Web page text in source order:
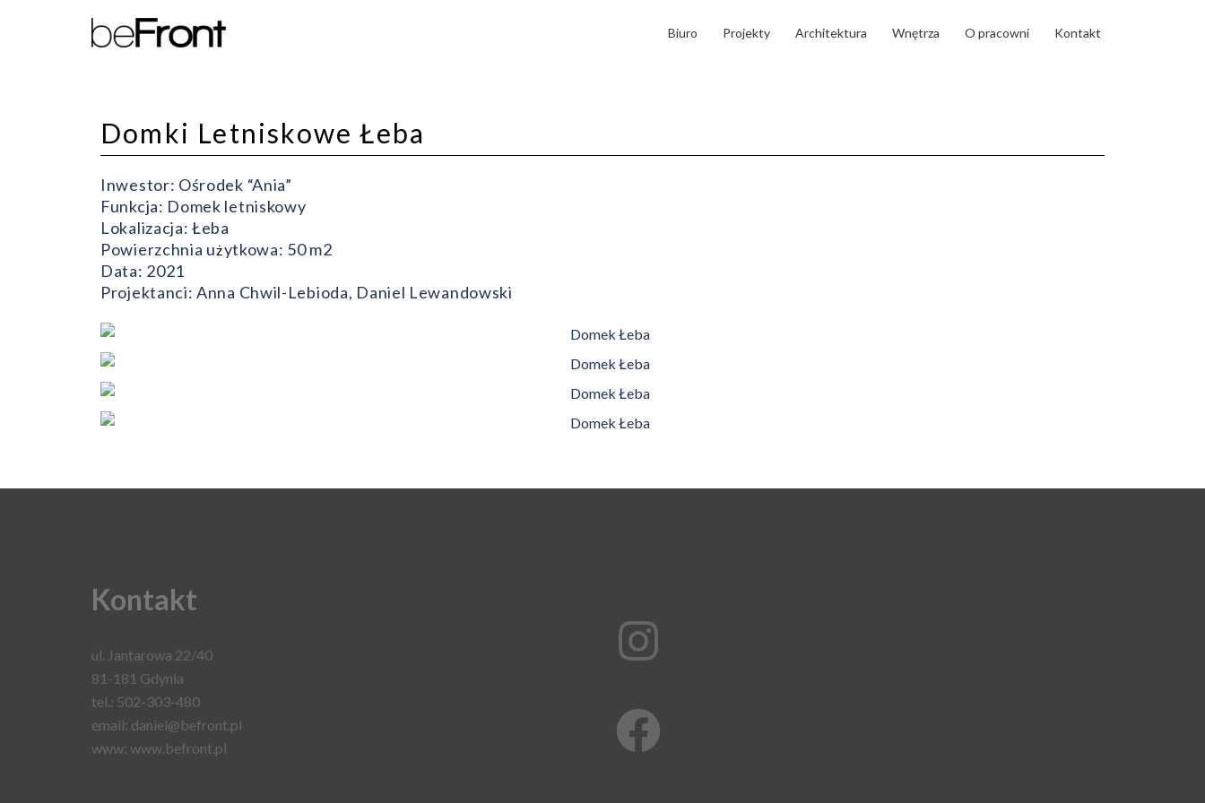
Biuro Projekty Architektura Wnętrza O pracowni Kontakt
Domki Letniskowe Łeba
Inwestor: Ośrodek “Ania”
Funkcja: Domek letniskowy
Lokalizacja: Łeba
Powierzchnia użytkowa: 50 m2
Data: 2021
Projektanci: Anna Chwil-Lebioda, Daniel Lewandowski
Kontakt
ul. Jantarowa 22/40
81-181 Gdynia
tel.: 502-303-480
email: daniel@befront.pl
www: www.befront.pl